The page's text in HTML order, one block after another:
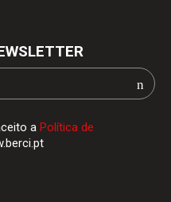
a Política de